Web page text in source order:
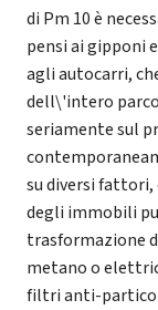
di Pm 10 è
pensi ai gipponi
agli autocarri,
dell\'intero
seriamente sul
su diversi fattori,
degli immobili
trasformazione
metano o
filtri anti-